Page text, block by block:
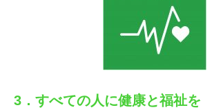
3．すべての人に健康と福祉を